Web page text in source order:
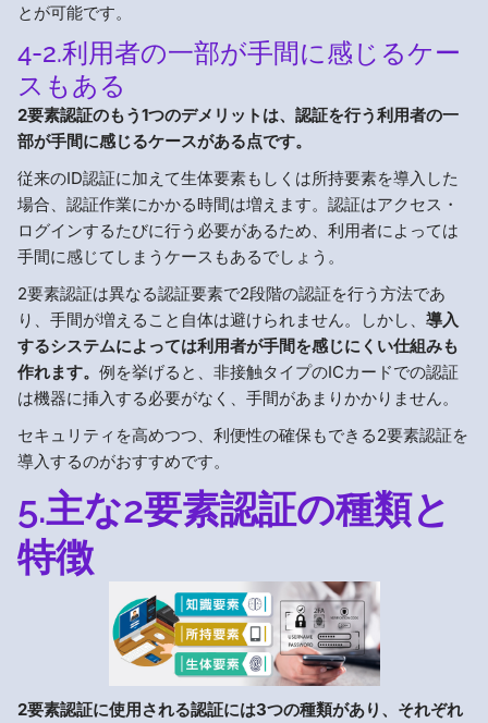
とが可能です。
4-2.利用者の一部が手間に感じるケー
スもある
2要素認証のもう1つのデメリットは、認証を行う利用者の一
部が手間に感じるケースがある点です。
従来のID認証に加えて生体要素もしくは所持要素を導入した
場合、認証作業にかかる時間は増えます。認証はアクセス・
ログインするたびに行う必要があるため、利用者によっては
手間に感じてしまうケースもあるでしょう。
2要素認証は異なる認証要素で2段階の認証を行う方法であ
り、手間が増えること自体は避けられません。しかし、 導入
するシステムによっては利用者が手間を感じにくい仕組みも
作れます。 例を挙げると、非接触タイプのICカードでの認証
は機器に挿入する必要がなく、手間があまりかかりません。
セキュリティを高めつつ、利便性の確保もできる2要素認証を
導入するのがおすすめです。
5.主な2要素認証の種類と
特徴
2要素認証に使用される認証には3つの種類があり、それぞれ